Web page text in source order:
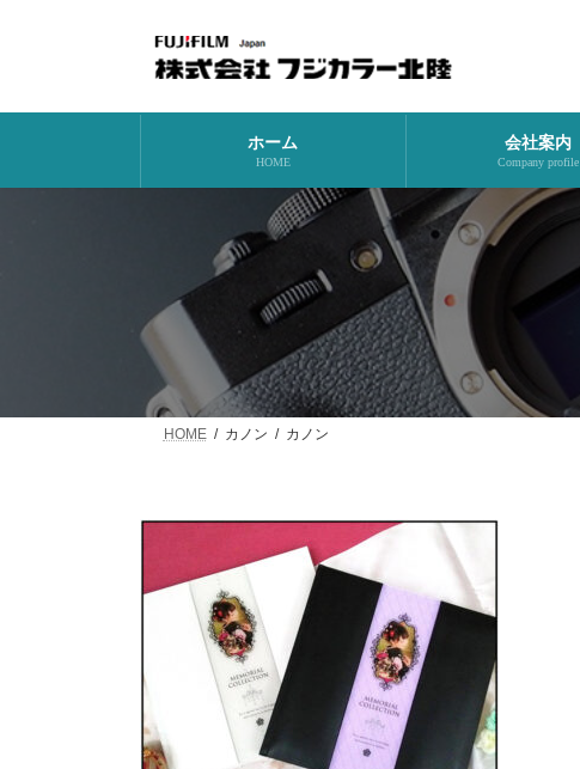
ツ
キ
シ
に
ホーム
HOME
会社案内
Company profile
HOME カノン カノン